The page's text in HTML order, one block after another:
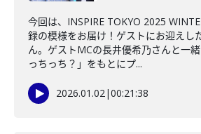
今回は、INSPIRE TOKYO 2025
録の模様をお届け！ゲストにお迎えし
ん。ゲストMCの長井優希乃さんと一
っちっち？」をもとにプ...
2026.01.02|00:21:38